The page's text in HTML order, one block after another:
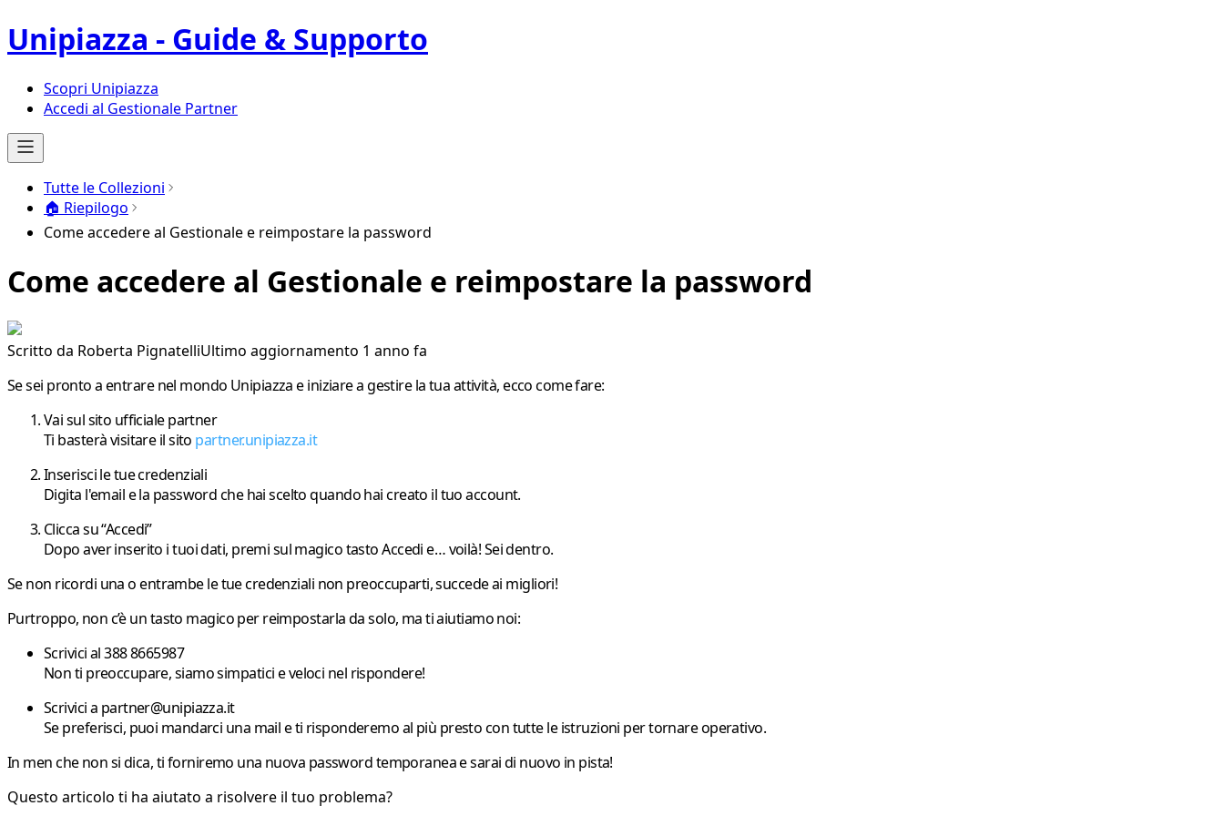
Unipiazza - Guide & Supporto
Scopri Unipiazza
Accedi al Gestionale Partner
Tutte le Collezioni
🏠 Riepilogo
Come accedere al Gestionale e reimpostare la password
Come accedere al Gestionale e reimpostare la password
Scritto da Roberta PignatelliUltimo aggiornamento 1 anno fa
Se sei pronto a entrare nel mondo Unipiazza e iniziare a gestire la tua attività, ecco come fare:
Vai sul sito ufficiale partner
Ti basterà visitare il sito partner.unipiazza.it
Inserisci le tue credenziali
Digita l'email e la password che hai scelto quando hai creato il tuo account.
Clicca su “Accedi”
Dopo aver inserito i tuoi dati, premi sul magico tastoAccedie… voilà! Sei dentro.
Se non ricordi una o entrambe le tue credenziali non preoccuparti, succede ai migliori!
Purtroppo, non c’è un tasto magico per reimpostarla da solo, ma ti aiutiamo noi:
Scrivici al 388 8665987
Non ti preoccupare, siamo simpatici e veloci nel rispondere!
Scrivici a partner@unipiazza.it
Se preferisci, puoi mandarci una mail e ti risponderemo al più presto con tutte le istruzioni per tornare operativo.
In men che non si dica, ti forniremo una nuova password temporanea e sarai di nuovo in pista!
Questo articolo ti ha aiutato a risolvere il tuo problema?